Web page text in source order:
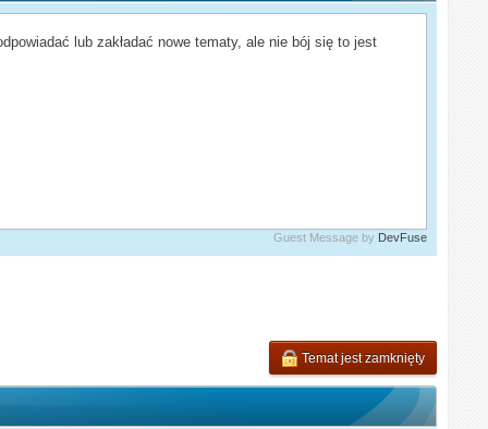
lub zakładać nowe tematy, ale nie bój się to jest
Guest Message by DevFuse
Temat jest zamknięty